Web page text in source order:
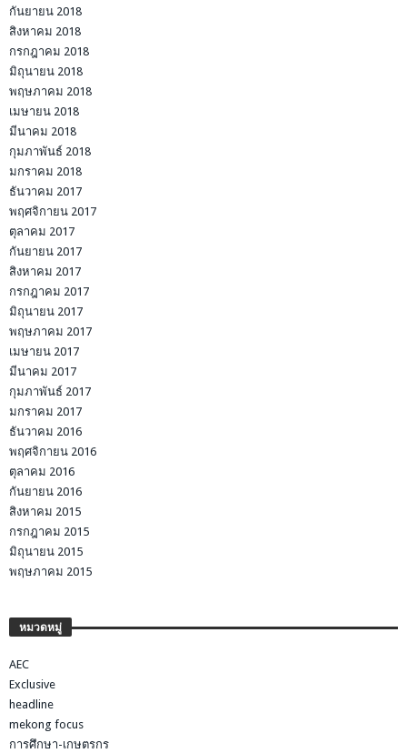
กันยายน 2018
สิงหาคม 2018
กรกฎาคม 2018
มิถุนายน 2018
พฤษภาคม 2018
เมษายน 2018
มีนาคม 2018
กุมภาพันธ์ 2018
มกราคม 2018
ธันวาคม 2017
พฤศจิกายน 2017
ตุลาคม 2017
กันยายน 2017
สิงหาคม 2017
กรกฎาคม 2017
มิถุนายน 2017
พฤษภาคม 2017
เมษายน 2017
มีนาคม 2017
กุมภาพันธ์ 2017
มกราคม 2017
ธันวาคม 2016
พฤศจิกายน 2016
ตุลาคม 2016
กันยายน 2016
สิงหาคม 2015
กรกฎาคม 2015
มิถุนายน 2015
พฤษภาคม 2015
หมวดหมู่
AEC
Exclusive
headline
mekong focus
การศึกษา-เกษตรกร